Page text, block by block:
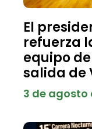
El
refuerza
equipo
salida de
3 de agosto